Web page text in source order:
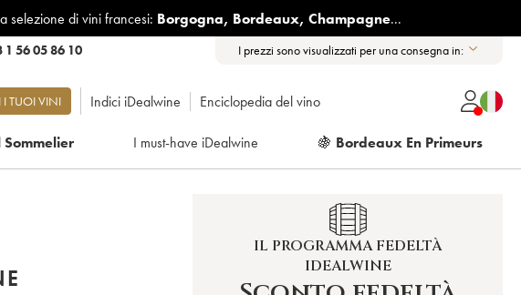
selezione di vini francesi: Borgogna, Bordeaux, Champagne...
1 56 05 86 10 I prezzi sono visualizzati per una consegna in:
I TUOI VINI Indici iDealwine Enciclopedia del vino
Sommelier I must-have iDealwine 🍇 Bordeaux En Primeurs
IL PROGRAMMA FEDELTÀ
IDEALWINE